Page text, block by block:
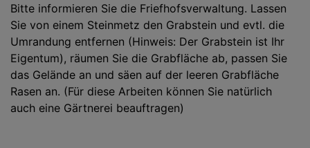
Bitte informieren Sie die Friefhofsverwaltung. Lassen
Sie von einem Steinmetz den Grabstein und evtl. die
Umrandung entfernen (Hinweis: Der Grabstein ist Ihr
Eigentum), räumen Sie die Grabfläche ab, passen Sie
das Gelände an und säen auf der leeren Grabfläche
Rasen an. (Für diese Arbeiten können Sie natürlich
auch eine Gärtnerei beauftragen)